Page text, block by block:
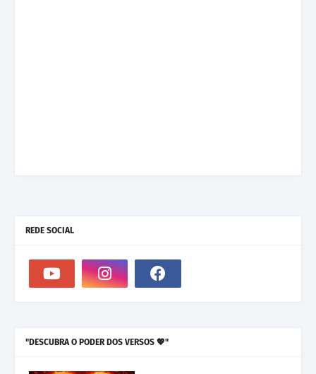
REDE SOCIAL
"DESCUBRA O PODER DOS VERSOS 💖"